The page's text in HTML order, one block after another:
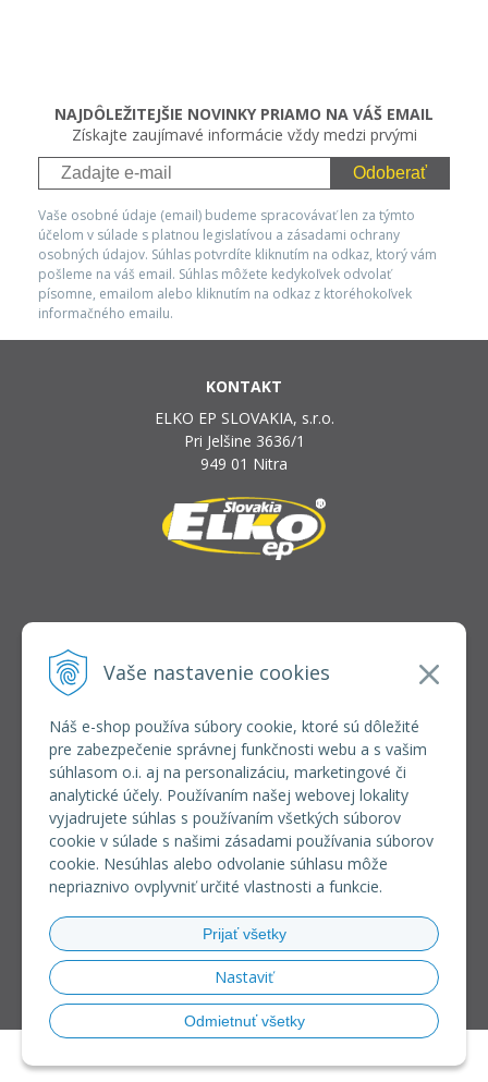
Vaše nastavenie cookies
Náš e-shop používa súbory cookie, ktoré sú dôležité
pre zabezpečenie správnej funkčnosti webu a s vašim
súhlasom o.i. aj na personalizáciu, marketingové či
analytické účely. Používaním našej webovej lokality
vyjadrujete súhlas s používaním všetkých súborov
cookie v súlade s našimi zásadami používania súborov
cookie. Nesúhlas alebo odvolanie súhlasu môže
nepriaznivo ovplyvniť určité vlastnosti a funkcie.
Prijať všetky
Nastaviť
Odmietnuť všetky
NAJDÔLEŽITEJŠIE NOVINKY PRIAMO NA VÁŠ EMAIL
Získajte zaujímavé informácie vždy medzi prvými
Odoberať
Vaše osobné údaje (email) budeme spracovávať len za týmto
účelom v súlade s platnou legislatívou a zásadami ochrany
osobných údajov. Súhlas potvrdíte kliknutím na odkaz, ktorý vám
pošleme na váš email. Súhlas môžete kedykoľvek odvolať
písomne, emailom alebo kliknutím na odkaz z ktoréhokoľvek
informačného emailu.
KONTAKT
ELKO EP SLOVAKIA, s.r.o.
Pri Jelšine 3636/1
949 01 Nitra
INFOLINKA
+421 37 6586 731
VŠETKO O NÁKUPE
REGISTRÁCIA VEĽKOOBCHOD
Formulár na odsúpenie od zmluvy
Doprava a platba
Všeobecné obchodné podmienky
Reklamačný poriadok
Používanie súborov cookies
Riešenie sporov online (RSO)
NextCom s.r.o.